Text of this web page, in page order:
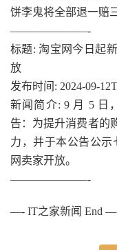
饼李鬼将全部退一赔
———————-
标题: 淘宝网今日起
放
发布时间: 2024-09-
新闻简介: 9 月 5 日
告：为提升消费者的
力，并于本公告公示
网卖家开放。
———————-
—- IT之家新闻 End